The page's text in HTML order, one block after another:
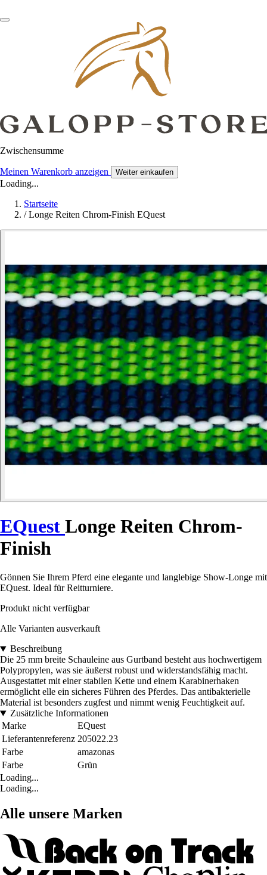
Zwischensumme
Meinen Warenkorb anzeigen Weiter einkaufen
Loading...
Startseite
/ Longe Reiten Chrom-Finish EQuest
EQuest Longe Reiten Chrom-
Finish
Gönnen Sie Ihrem Pferd eine elegante und langlebige Show-Longe mit
EQuest. Ideal für Reitturniere.
Produkt nicht verfügbar
Alle Varianten ausverkauft
Beschreibung
Die 25 mm breite Schauleine aus Gurtband besteht aus hochwertigem
Polypropylen, was sie äußerst robust und widerstandsfähig macht.
Ausgestattet mit einer stabilen Kette und einem Karabinerhaken
ermöglicht elle ein sicheres Führen des Pferdes. Das antibakterielle
Material ist besonders zugfest und nimmt wenig Feuchtigkeit auf.
Zusätzliche Informationen
Marke
EQuest
Lieferantenreferenz 205022.23
Farbe
amazonas
Farbe
Grün
Loading...
Loading...
Alle unsere Marken